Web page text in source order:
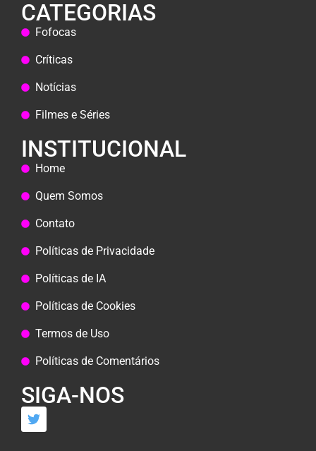
CATEGORIAS
Fofocas
Críticas
Notícias
Filmes e Séries
INSTITUCIONAL
Home
Quem Somos
Contato
Políticas de Privacidade
Políticas de IA
Políticas de Cookies
Termos de Uso
Políticas de Comentários
SIGA-NOS